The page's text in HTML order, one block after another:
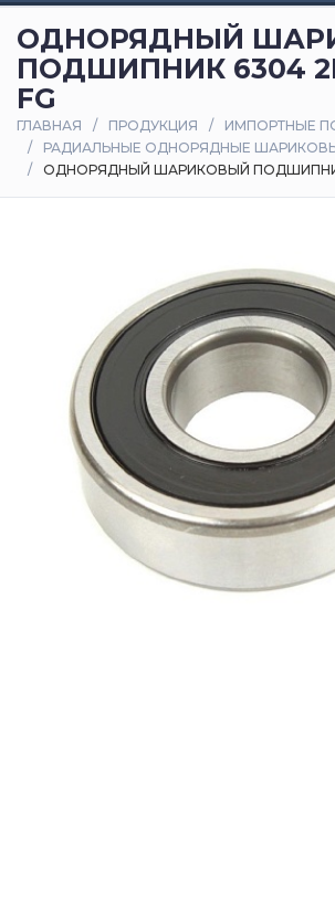
и
статьи
Оплата
и
доставка
ОДНОРЯДНЫЙ
ПОДШИПНИК 6304
FG
ГЛАВНАЯ ПРОДУКЦИЯ
ИМПОРТНЫЕ
РАДИАЛЬНЫЕ ОДНОРЯДНЫЕ
ОДНОРЯДНЫЙ ШАРИКОВЫЙ ПОДШИПНИК